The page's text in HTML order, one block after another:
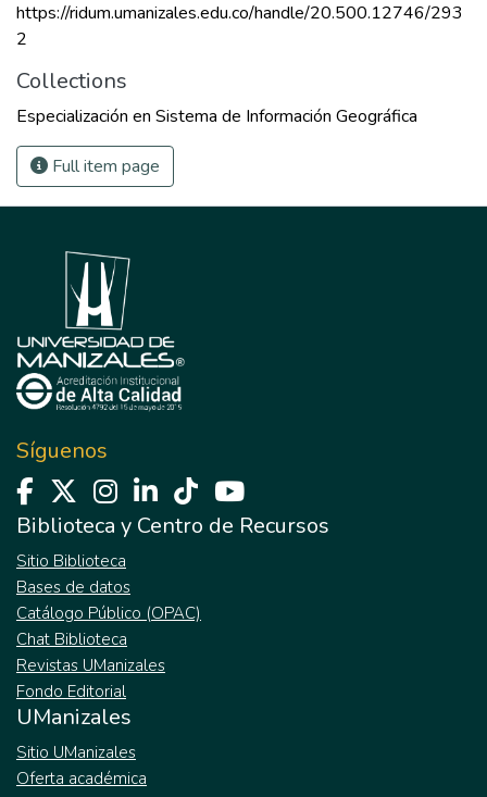
https://ridum.umanizales.edu.co/handle/20.500.12746/293
2
Collections
Especialización en Sistema de Información Geográfica
Full item page
Síguenos
Biblioteca y Centro de Recursos
Sitio Biblioteca
Bases de datos
Catálogo Público (OPAC)
Chat Biblioteca
Revistas UManizales
Fondo Editorial
UManizales
Sitio UManizales
Oferta académica